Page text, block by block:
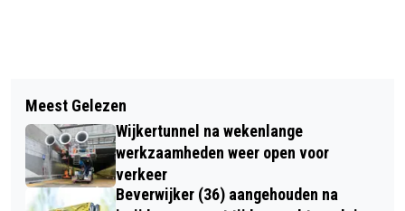
PROVINCIE NOORD-HOLLAND EN
IJMONDGEMEENTEN STELLEN
PROGRAMMA TATA STEEL 2024-2030
VAST
KOFFIECONCERT MET DUO DE BIE – ’T
HART BIJ DE CIRKEL IN HEEMSKERK
Meest Gelezen
Wijkertunnel na wekenlange
werkzaamheden weer open voor
verkeer
Beverwijker (36) aangehouden na